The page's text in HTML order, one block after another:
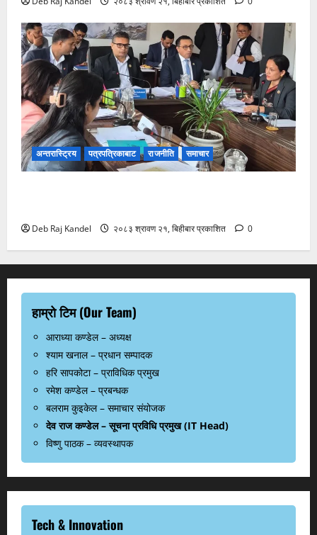
अन्तरास्ट्रिय पत्रपत्रिकाबाट राजनीति समाचार
Deb Raj Kandel २०८३ श्रावण २१, बिहीबार प्रकाशित 0
हाम्रो टिम (Our Team)
आराध्या कण्डेल – अध्यक्ष
श्याम खनाल – प्रधान सम्पादक
हरि सापकोटा – प्राविधिक प्रमुख
रमेश कण्डेल – प्रबन्धक
बलराम कुइकेल – समाचार संयोजक
देव राज कण्डेल – सूचना प्रविधि प्रमुख (IT Head)
विष्णु पाठक – व्यवस्थापक
Tech & Innovation